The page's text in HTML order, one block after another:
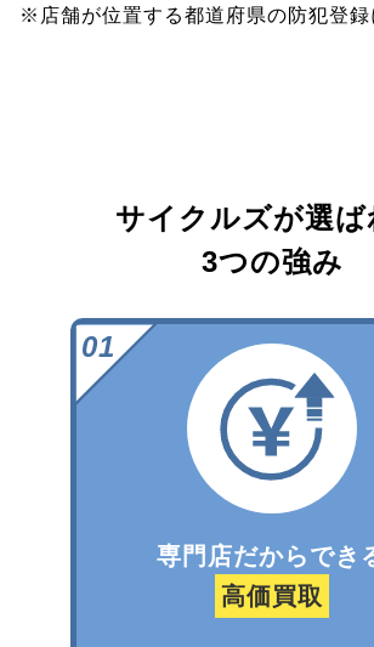
※店舗が位置する都道府県の防犯登録
サイクルズが選ば
3つの強み
専門店だからでき
高価買取